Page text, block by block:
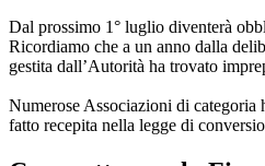
Dal prossimo 1° luglio diventerà
Ricordiamo che a un anno dalla
gestita dall’Autorità ha trovato
Numerose Associazioni di
fatto recepita nella legge di